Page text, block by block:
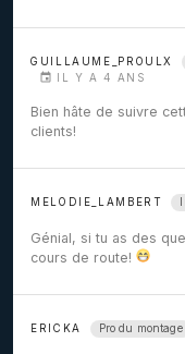
GUILLAUME_PROULX
IL Y A 4 ANS
Bien hâte de suivre
clients!
MELODIE_LAMBERT
Génial, si tu as des
cours de route!
ERICKA Pro du montage